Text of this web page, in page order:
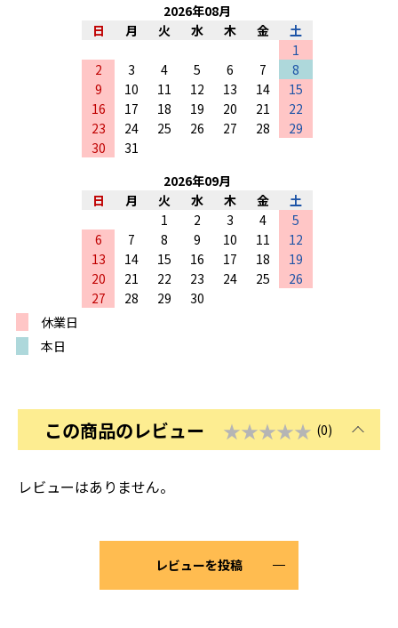
2026年08月
日
月 火 水 木 金
土
1
2
3 4 5 6 7
8
9
10 11 12 13 14
15
16
17 18 19 20 21
22
23
24 25 26 27 28
29
30
31
2026年09月
日
月 火 水 木 金
土
1
2 3 4
5
6
7 8 9 10 11
12
13
14 15 16 17 18
19
20
21 22 23 24 25
26
27
28 29
30
休業日
本日
この商品のレビュー ★★★★★ (0)
レビューはありません。
レビューを投稿